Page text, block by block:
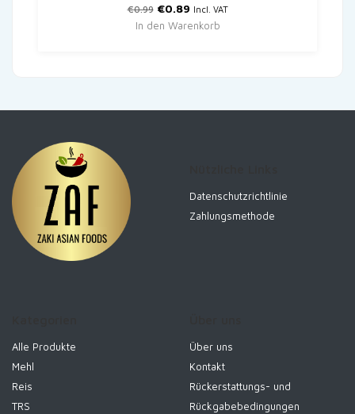
€0.99 Ursprünglicher
Preis
war:
€0.89Aktueller
Preis
ist:
Incl. VAT
In den Warenkorb
Datenschutzrichtlinie
Zahlungsmethode
Alle Produkte
Mehl
Reis
TRS
Über uns
Kontakt
Rückerstattungs- und
Rückgabebedingungen